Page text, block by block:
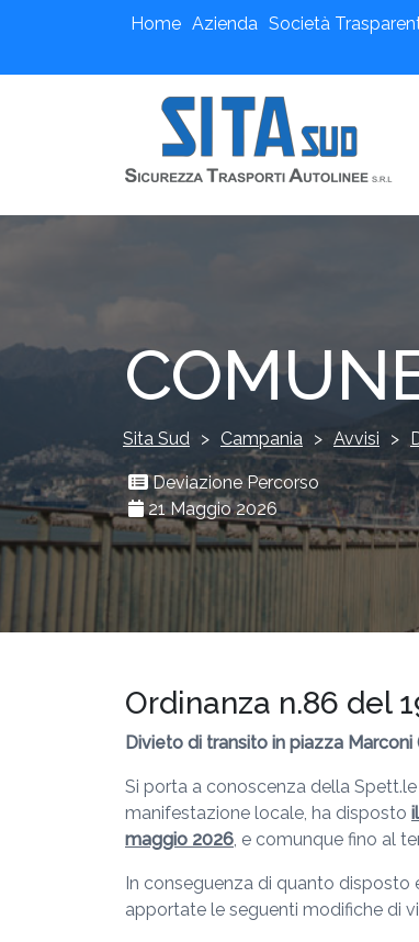
Home Azienda Società
Sita Sud > Campania > Avvisi >
Deviazione Percorso
21 Maggio 2026
Ordinanza n.86 del
Divieto di transito in piazza Marconi
Si porta a conoscenza della
manifestazione locale, ha disposto
maggio 2026, e comunque fino al
In conseguenza di quanto disposto
apportate le seguenti modifiche di